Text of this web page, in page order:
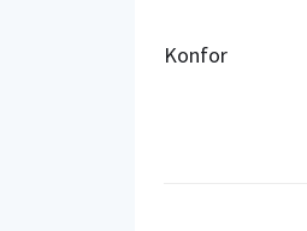
Konfor